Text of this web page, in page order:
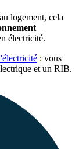
logement, cela
électricité.
: vous
et un RIB.